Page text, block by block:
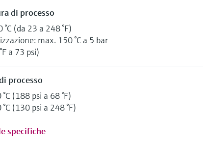
di processo
(da 23 a 248 °F)
max. 150 °C a 5 bar
a 73 psi)
processo
(188 psi a 68 °F)
(130 psi a 248 °F)
specifiche